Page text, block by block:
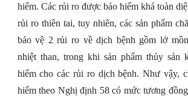
hiểm. Các rủi ro được bảo hiểm khá toàn
rủi ro thiên tai, tuy nhiên, các sản phẩm
bảo vệ 2 rủi ro về dịch bệnh gồm lở
nhiệt than, trong khi sản phẩm thủy sản
hiểm cho các rủi ro dịch bệnh. Như vậy,
hiểm theo Nghị định 58 có mức tương